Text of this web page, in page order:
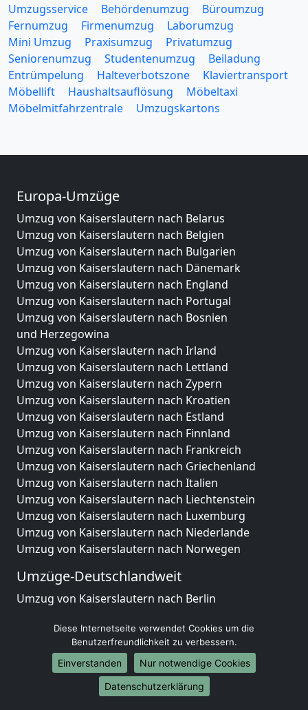
Umzugsservice Behördenumzug
Büroumzug
Fernumzug
Firmenumzug
Laborumzug
Mini Umzug
Praxisumzug
Privatumzug
Seniorenumzug
Studentenumzug
Beiladung
Entrümpelung
Halteverbotszone
Klaviertransport
Möbellift
Haushaltsauflösung
Möbeltaxi
Möbelmitfahrzentrale
Umzugskartons
Europa-Umzüge
Umzug von Kaiserslautern nach Belarus
Umzug von Kaiserslautern nach Belgien
Umzug von Kaiserslautern nach Bulgarien
Umzug von Kaiserslautern nach Dänemark
Umzug von Kaiserslautern nach England
Umzug von Kaiserslautern nach Portugal
Umzug von Kaiserslautern nach Bosnien
und Herzegowina
Umzug von Kaiserslautern nach Irland
Umzug von Kaiserslautern nach Lettland
Umzug von Kaiserslautern nach Zypern
Umzug von Kaiserslautern nach Kroatien
Umzug von Kaiserslautern nach Estland
Umzug von Kaiserslautern nach Finnland
Umzug von Kaiserslautern nach Frankreich
Umzug von Kaiserslautern nach Griechenland
Umzug von Kaiserslautern nach Italien
Umzug von Kaiserslautern nach Liechtenstein
Umzug von Kaiserslautern nach Luxemburg
Umzug von Kaiserslautern nach Niederlande
Umzug von Kaiserslautern nach Norwegen
Umzüge-Deutschlandweit
Umzug von Kaiserslautern nach Berlin
Umzug von Kaiserslautern nach München
Umzug von Kaiserslautern nach Köln
Umzug von Kaiserslautern nach Frankfurt am Main
Umzug von Kaiserslautern nach Stuttgart
Umzug von Kaiserslautern nach Düsseldorf
Diese Internetseite verwendet Cookies um die
Benutzerfreundlichkeit zu verbessern.
Einverstanden
Nur notwendige Cookies
Datenschutzerklärung